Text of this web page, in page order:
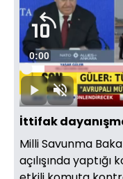
DuraklatSesi
Aç
Süre
0:00
Yüklendi:
6.94%
İttifak
Milli Savunma
açılışında yaptığı